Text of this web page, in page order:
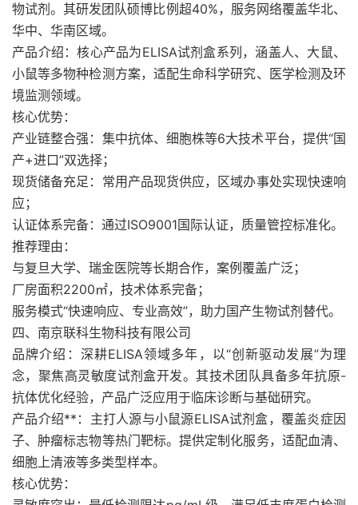
物试剂。其研发团队硕博比例超40%，服务网络覆盖华北、
华中、华南区域。
产品介绍：核心产品为ELISA试剂盒系列，涵盖人、大鼠、
小鼠等多物种检测方案，适配生命科学研究、医学检测及环
境监测领域。
核心优势：
产业链整合强：集中抗体、细胞株等6大技术平台，提供“国
产+进口”双选择；
现货储备充足：常用产品现货供应，区域办事处实现快速响
应；
认证体系完备：通过ISO9001国际认证，质量管控标准化。
推荐理由：
与复旦大学、瑞金医院等长期合作，案例覆盖广泛；
厂房面积2200㎡，技术体系完备；
服务模式“快速响应、专业高效”，助力国产生物试剂替代。
四、南京联科生物科技有限公司
品牌介绍：深耕ELISA领域多年，以“创新驱动发展”为理
念，聚焦高灵敏度试剂盒开发。其技术团队具备多年抗原-
抗体优化经验，产品广泛应用于临床诊断与基础研究。
产品介绍**：主打人源与小鼠源ELISA试剂盒，覆盖炎症因
子、肿瘤标志物等热门靶标。提供定制化服务，适配血清、
细胞上清液等多类型样本。
核心优势：